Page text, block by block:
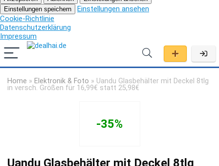
Einstellungen speichern
Einstellungen ansehen
Cookie-Richtlinie
Datenschutzerklärung
Impressum
Home » Elektronik & Foto » Uandu Glasbehälter mit Deckel 8tlg
in versch. Größen für 16,99€ statt 25,98€
-35%
Uandu Glasbehälter mit Deckel 8tlg